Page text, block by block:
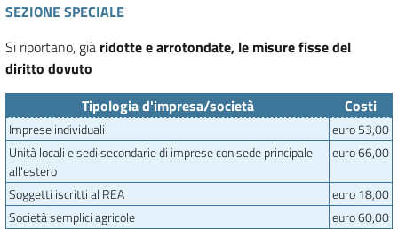
SEZIONE SPECIALE
Si riportano, già ridotte e arrotondate, le misure fisse del
diritto dovuto
Tipologia d'impresa/società Costi
Imprese individuali
euro 53,00
Unità locali e sedi secondarie di imprese con sede principale
all'estero
euro 66,00
Soggetti iscritti al REA
euro 18,00
Società semplici agricole
euro 60,00